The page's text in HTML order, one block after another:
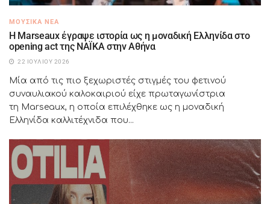
ΜΟΥΣΙΚΆ ΝΈΑ
H Marseaux έγραψε ιστορία ως η μοναδική Ελληνίδα στο
opening act της NAÏKA στην Αθήνα
22 ΙΟΥΛΊΟΥ 2026
Μία από τις πιο ξεχωριστές στιγμές του φετινού
συναυλιακού καλοκαιριού είχε πρωταγωνίστρια
τη Marseaux, η οποία επιλέχθηκε ως η μοναδική
Ελληνίδα καλλιτέχνιδα που...